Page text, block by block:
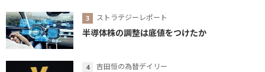
ストラテジーレポート
半導体株の調整は底値をつけたか
吉田恒の為替デイリー